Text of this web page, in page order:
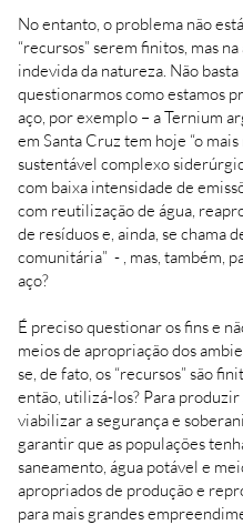
No entanto, o problema não
“recursos” serem finitos, mas
indevida da natureza. Não basta
questionarmos como estamos
aço, por exemplo – a Ternium
em Santa Cruz tem hoje “o
sustentável complexo
com baixa intensidade de
com reutilização de água,
de resíduos e, ainda, se chama
comunitária” - , mas, também,
aço?
É preciso questionar os fins e
meios de apropriação dos
se, de fato, os “recursos” são
então, utilizá-los? Para
viabilizar a segurança e
garantir que as populações
saneamento, água potável e
apropriados de produção e
para mais grandes